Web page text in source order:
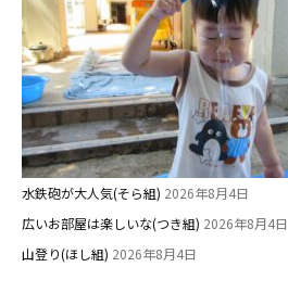
水鉄砲が大人気(そら組) 2026年8月4日
広いお部屋は楽しいな(つき組) 2026年8月4日
山登り(ほし組) 2026年8月4日
課外教室
理事長のことば
教育と保育
美⽊多幼稚園の理想
園の1⽇
年間⾏事